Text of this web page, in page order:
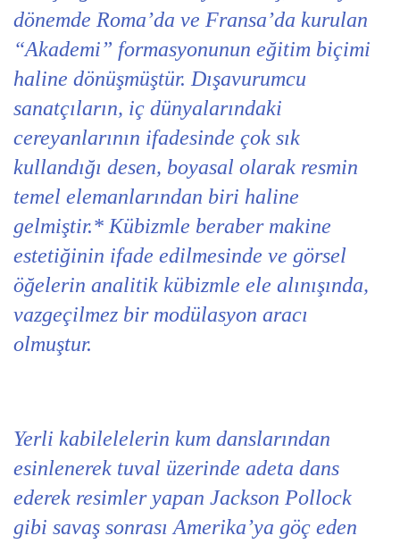
dönemde Roma’da ve Fransa’da kurulan
“Akademi” formasyonunun eğitim biçimi
haline dönüşmüştür. Dışavurumcu
sanatçıların, iç dünyalarındaki
cereyanlarının ifadesinde çok sık
kullandığı desen, boyasal olarak resmin
temel elemanlarından biri haline
gelmiştir.* Kübizmle beraber makine
estetiğinin ifade edilmesinde ve görsel
öğelerin analitik kübizmle ele alınışında,
vazgeçilmez bir modülasyon aracı
olmuştur.
Yerli kabilelelerin kum danslarından
esinlenerek tuval üzerinde adeta dans
ederek resimler yapan Jackson Pollock
gibi savaş sonrası Amerika’ya göç eden